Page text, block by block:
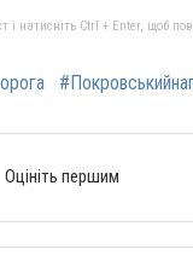
і натисніть Ctrl + Enter, щоб
Оцініть першим